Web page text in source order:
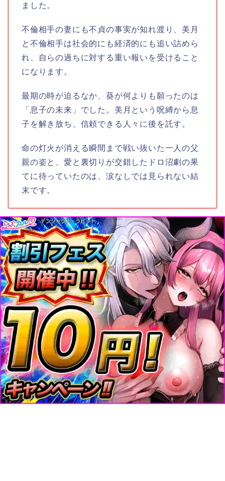
ました。
不倫相手の妻にも不貞の事実が知れ渡り、美月
と不倫相手は社会的にも経済的にも追い詰めら
れ、自らの過ちに対する重い報いを受けること
になります。
最期の時が迫るなか、葵が何よりも願ったのは
「息子の未来」でした。美月という呪縛から息
子を解き放ち、信頼できる人々に後を託す。
命の灯火が消える瞬間まで戦い抜いた一人の父
親の姿と、愛と裏切りが交錯したドロ沼劇の果
てに待っていたのは、涙なしでは見られない結
末です。